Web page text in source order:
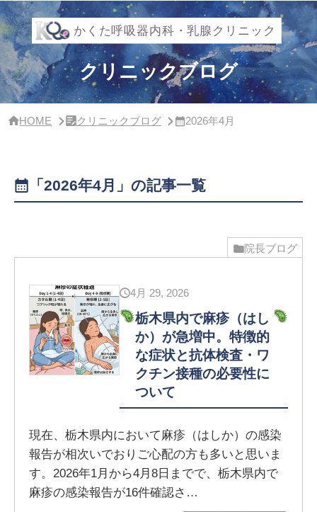
イ
ド
バ
ー・
ク
リ
クリニックブログ
HOME クリニックブログ 2026年4月
「2026年4月」の記事一覧
院長ブログ
4月 29, 2026
栃木県内で麻疹（はし
か）が急増中。特徴的
な症状と抗体検査・ワ
クチン接種の必要性に
ついて
現在、栃木県内において麻疹（はしか）の感染
報告が相次いでおりご心配の方も多いと思いま
す。2026年1月から4月8日までで、栃木県内で
麻疹の感染報告が16件確認さ…